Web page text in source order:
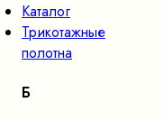
Каталог
Трикотажные
полотна
Б